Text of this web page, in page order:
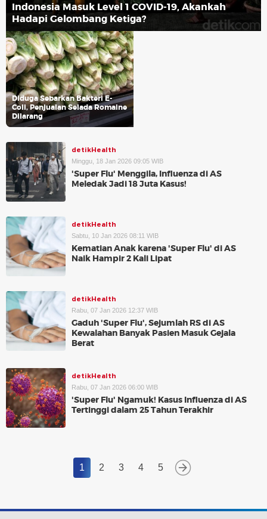
Indonesia Masuk Level 1 COVID-19, Akankah
Hadapi Gelombang Ketiga?
Diduga Sebarkan Bakteri E-
Coli, Penjualan Selada Romaine
Dilarang
detikHealth
Minggu, 18 Jan 2026 09:05 WIB
'Super Flu' Menggila, Influenza di AS
Meledak Jadi 18 Juta Kasus!
detikHealth
Sabtu, 10 Jan 2026 08:11 WIB
Kematian Anak karena 'Super Flu' di AS
Naik Hampir 2 Kali Lipat
detikHealth
Rabu, 07 Jan 2026 12:37 WIB
Gaduh 'Super Flu', Sejumlah RS di AS
Kewalahan Banyak Pasien Masuk Gejala
Berat
detikHealth
Rabu, 07 Jan 2026 06:00 WIB
'Super Flu' Ngamuk! Kasus Influenza di AS
Tertinggi dalam 25 Tahun Terakhir
1 2 3 4 5